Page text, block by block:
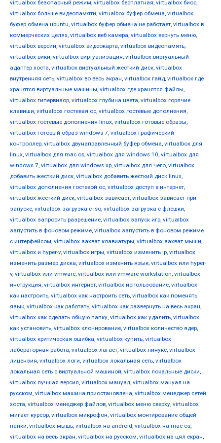
virtualbox безопасный режим, virtualbox бесплатная, virtualbox биос,
virtualbox больше видеопамяти, virtualbox буфер обмена, virtualbox
буфер обмена ubuntu, virtualbox буфер обмена не работает, virtualbox в
коммерческих целях, virtualbox веб камера, virtualbox вернуть меню,
virtualbox версии, virtualbox видеокарта, virtualbox видеопамять,
virtualbox вики, virtualbox виртуализация, virtualbox виртуальный
адаптер хоста, virtualbox виртуальный жесткий диск, virtualbox
внутренняя сеть, virtualbox во весь экран, virtualbox гайд, virtualbox где
хранятся виртуальные машины, virtualbox где хранятся файлы,
virtualbox гипервизор, virtualbox глубина цвета, virtualbox горячие
клавиши, virtualbox гостевая ос, virtualbox гостевые дополнения,
virtualbox гостевые дополнения linux, virtualbox готовые образы,
virtualbox готовый образ windows 7, virtualbox графический
контроллер, virtualbox двунаправленный буфер обмена, virtualbox для
linux, virtualbox для mac os, virtualbox для windows 10, virtualbox для
windows 7, virtualbox для windows xp, virtualbox для чего, virtualbox
добавить жесткий диск, virtualbox добавить жесткий диск linux,
virtualbox дополнения гостевой ос, virtualbox доступ в интернет,
virtualbox жесткий диск, virtualbox зависает, virtualbox зависает при
запуске, virtualbox загрузка с iso, virtualbox загрузка с флешки,
virtualbox запросить разрешение, virtualbox запуск игр, virtualbox
запустить в фоновом режиме, virtualbox запустить в фоновом режиме
с интерфейсом, virtualbox захват клавиатуры, virtualbox захват мыши,
virtualbox и hyper-v, virtualbox игры, virtualbox изменить ip, virtualbox
изменить размер диска, virtualbox изменить язык, virtualbox или hyper-
v, virtualbox или vmware, virtualbox или vmware workstation, virtualbox
инструкция, virtualbox интернет, virtualbox использование, virtualbox
как настроить, virtualbox как настроить сеть, virtualbox как поменять
язык, virtualbox как работать, virtualbox как развернуть на весь экран,
virtualbox как сделать общую папку, virtualbox как удалить, virtualbox
как установить, virtualbox клонирование, virtualbox количество ядер,
virtualbox критическая ошибка, virtualbox купить, virtualbox
лабораторная работа, virtualbox лагает, virtualbox линукс, virtualbox
лицензия, virtualbox логи, virtualbox локальная сеть, virtualbox
локальная сеть с виртуальной машиной, virtualbox локальные диски,
virtualbox лучшая версия, virtualbox мануал, virtualbox мануал на
русском, virtualbox машина приостановлена, virtualbox менеджер сетей
хоста, virtualbox менеджер файлов, virtualbox меню сверху, virtualbox
мигает курсор, virtualbox микрофон, virtualbox монтирование общей
папки, virtualbox мышь, virtualbox на android, virtualbox на mac os,
virtualbox на весь экран, virtualbox на русском, virtualbox на цял екран,